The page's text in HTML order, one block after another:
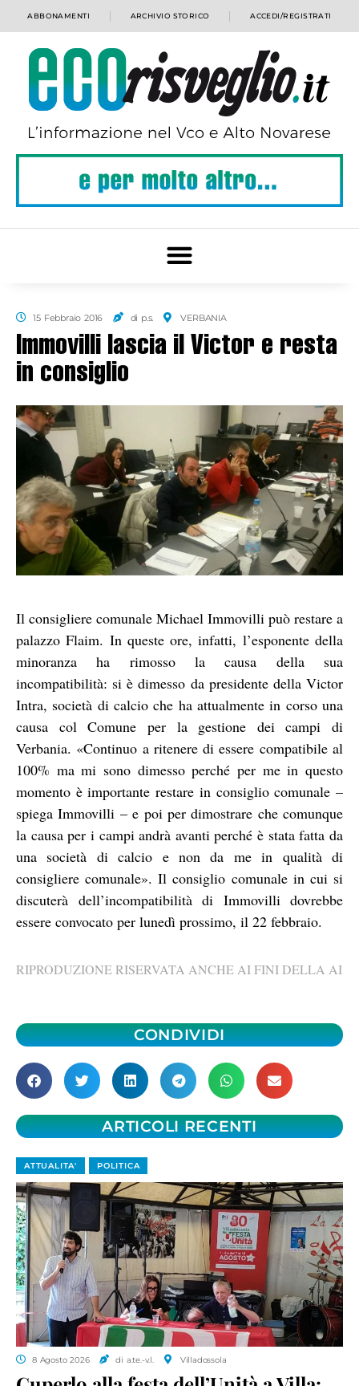
ABBONAMENTI ARCHIVIO STORICO ACCEDI/REGISTRATI
15 Febbraio 2016 di p.s. VERBANIA
Immovilli lascia il Victor e resta
in consiglio
Il consigliere comunale Michael Immovilli può restare a
palazzo Flaim. In queste ore, infatti, l’esponente della
minoranza ha rimosso la causa della sua
incompatibilità: si è dimesso da presidente della Victor
Intra, società di calcio che ha attualmente in corso una
causa col Comune per la gestione dei campi di
Verbania. «Continuo a ritenere di essere compatibile al
100% ma mi sono dimesso perché per me in questo
momento è importante restare in consiglio comunale –
spiega Immovilli – e poi per dimostrare che comunque
la causa per i campi andrà avanti perché è stata fatta da
una società di calcio e non da me in qualità di
consigliere comunale». Il consiglio comunale in cui si
discuterà dell’incompatibilità di Immovilli dovrebbe
essere convocato per lunedì prossimo, il 22 febbraio.
RIPRODUZIONE RISERVATA ANCHE AI FINI DELLA AI
CONDIVIDI
ARTICOLI RECENTI
ATTUALITA' POLITICA
8 Agosto 2026 di a.te.-v.l. Villadossola